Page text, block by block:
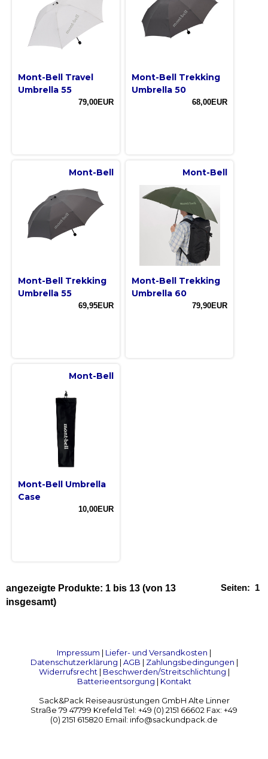
Mont-Bell Travel
Umbrella 55
79,00EUR
Mont-Bell Trekking
Umbrella 50
68,00EUR
Mont-Bell
Mont-Bell Trekking
Umbrella 55
69,95EUR
Mont-Bell
Mont-Bell Trekking
Umbrella 60
79,90EUR
Mont-Bell
Mont-Bell Umbrella
Case
10,00EUR
Seiten: 1
angezeigte Produkte: 1 bis 13 (von 13
insgesamt)
Impressum | Liefer- und Versandkosten |
Datenschutzerklärung | AGB | Zahlungsbedingungen |
Widerrufsrecht| Beschwerden/Streitschlichtung |
Batterieentsorgung | Kontakt
Sack&Pack Reiseausrüstungen GmbH Alte Linner
Straße 79 47799 Krefeld Tel: +49 (0) 2151 66602 Fax: +49
(0) 2151 615820 Email: info@sackundpack.de